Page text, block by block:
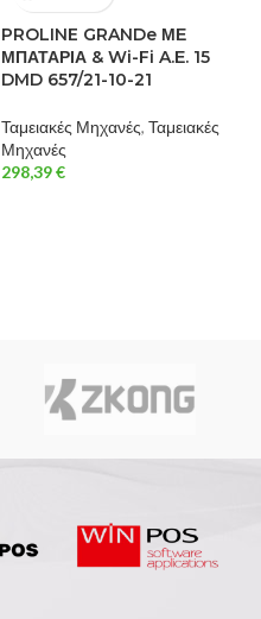
PROLINE GRANDe ΜΕ
ΜΠΑΤΑΡΙΑ & Wi-Fi A.Ε. 15
DMD 657/21-10-21
Ταμειακές Μηχανές, Ταμειακές
Μηχανές
298,39€